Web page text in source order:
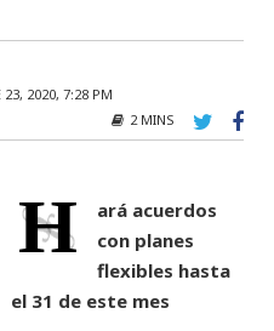
23, 2020, 7:28 PM
2 MINS
H
ará acuerdos
con planes
flexibles hasta
el 31 de este mes